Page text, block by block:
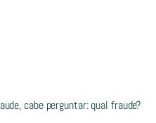
cabe perguntar: qual fraude?